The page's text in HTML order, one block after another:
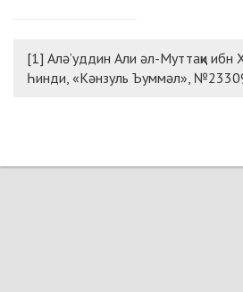
[1] Алә’уддин Али әл-Муттақи ибн
Һинди, «Кәнзуль Ъуммәл»,